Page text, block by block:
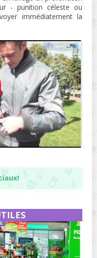
- punition céleste ou
immédiatement la